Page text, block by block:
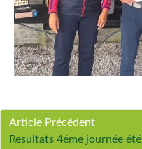
Article Précédent
Resultats 4éme journée été